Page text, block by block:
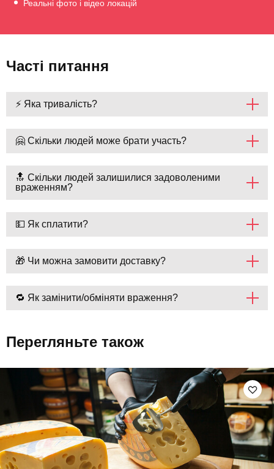
Реальні фото і відео локацій
Часті питання
⚡ Яка тривалість?
🤗 Скільки людей може брати участь?
🔝 Скільки людей залишилися задоволеними
враженням?
💵 Як сплатити?
🎁 Чи можна замовити доставку?
🔁 Як замінити/обміняти враження?
Перегляньте також